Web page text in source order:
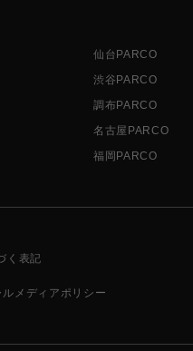
仙台PARCO
渋谷PARCO
調布PARCO
名古屋PARCO
福岡PARCO
く表記
ルメディアポリシー